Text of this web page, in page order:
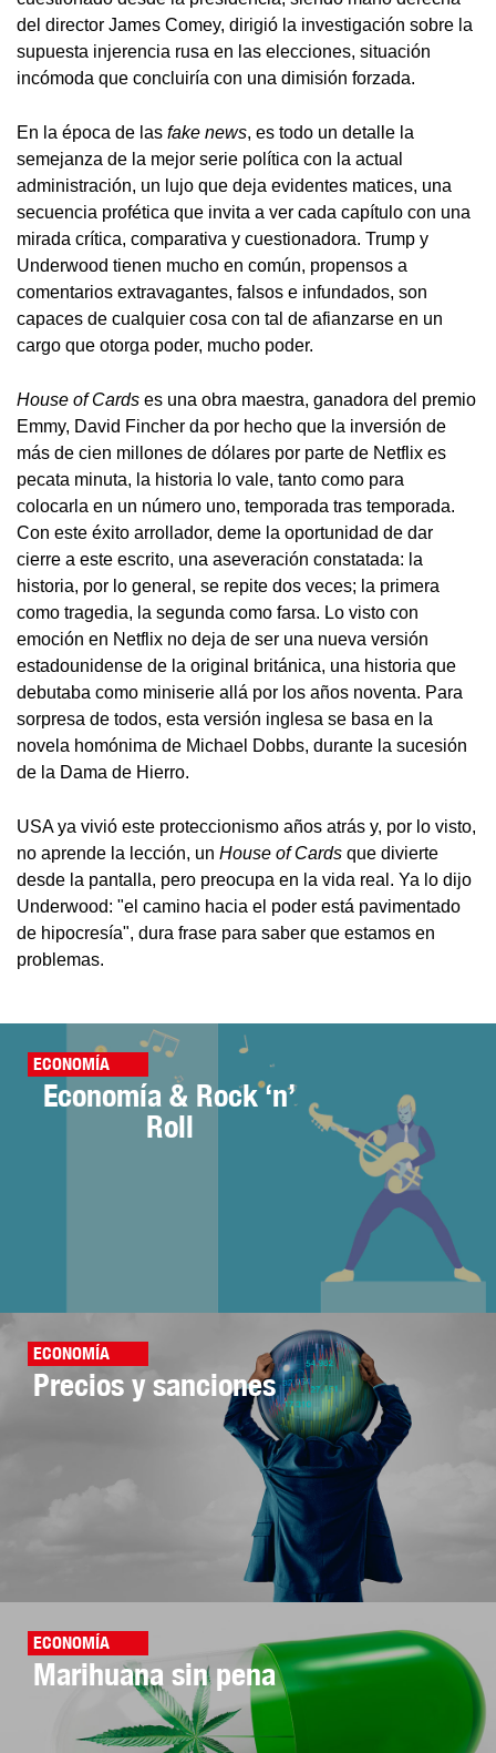
del director James Comey, dirigió la investigación sobre la
supuesta injerencia rusa en las elecciones, situación
incómoda que concluiría con una dimisión forzada.
En la época de las fake news, es todo un detalle la
semejanza de la mejor serie política con la actual
administración, un lujo que deja evidentes matices, una
secuencia profética que invita a ver cada capítulo con una
mirada crítica, comparativa y cuestionadora. Trump y
Underwood tienen mucho en común, propensos a
comentarios extravagantes, falsos e infundados, son
capaces de cualquier cosa con tal de afianzarse en un
cargo que otorga poder, mucho poder.
House of Cards es una obra maestra, ganadora del premio
Emmy, David Fincher da por hecho que la inversión de
más de cien millones de dólares por parte de Netflix es
pecata minuta, la historia lo vale, tanto como para
colocarla en un número uno, temporada tras temporada.
Con este éxito arrollador, deme la oportunidad de dar
cierre a este escrito, una aseveración constatada: la
historia, por lo general, se repite dos veces; la primera
como tragedia, la segunda como farsa. Lo visto con
emoción en Netflix no deja de ser una nueva versión
estadounidense de la original británica, una historia que
debutaba como miniserie allá por los años noventa. Para
sorpresa de todos, esta versión inglesa se basa en la
novela homónima de Michael Dobbs, durante la sucesión
de la Dama de Hierro.
USA ya vivió este proteccionismo años atrás y, por lo visto,
no aprende la lección, un House of Cards que divierte
desde la pantalla, pero preocupa en la vida real. Ya lo dijo
Underwood: "el camino hacia el poder está pavimentado
de hipocresía", dura frase para saber que estamos en
problemas.
ECONOMÍA
Economía & Rock ‘n’
Roll
ECONOMÍA
Precios y sanciones
ECONOMÍA
Marihuana sin pena